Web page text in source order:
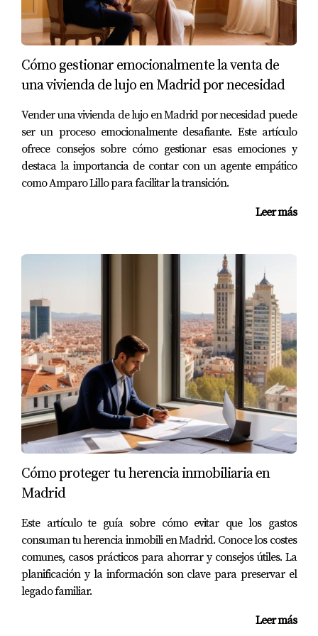
Considerar la opción de un comprador que asuma
cargas:Existen compradores interesados en asumir
las cargas existentes, lo que puede facilitar la venta.
sociales para alcanzar a un público más amplio,
destacando los aspectos positivos de la propiedad.
tiempo, pero mantener una actitud positiva y
perseverante es clave para el éxito.
Implementar estos consejos puede ayudar a suavizar el
proceso, brindando una experiencia más satisfactoria.
Tener un inmueble con cargas significa que existen
limitaciones legales que pueden afectar la venta. Estas
pueden incluir deudas o derechos de terceros que limitan la
capacidad del propietario para vender o transferir el
inmueble.
¿Puedo vender mi inmueble si aún tengo
hipoteca?
Sí, puedes vender tu inmueble incluso si tienes una
hipoteca. Sin embargo, deberás comunicarte con tu banco
para conocer el saldo pendiente y discutir opciones para
que el comprador asuma la hipoteca o para liquidar la
¿Cuánto tiempo lleva vender un inmueble con
El tiempo necesario para vender un inmueble con cargas
puede variar. Dependiendo del tipo de carga y el enfoque
que elijas, el proceso puede tomar desde unos pocos
meses hasta más de un año.
Cómo gestionar emocionalmente la venta de
una vivienda de lujo en Madrid por necesidad
Vender una vivienda de lujo en Madrid por necesidad puede
ser un proceso emocionalmente desafiante. Este artículo
ofrece consejos sobre cómo gestionar esas emociones y
destaca la importancia de contar con un agente empático
como Amparo Lillo para facilitar la transición.
Leer más
Cómo proteger tu herencia inmobiliaria en
Madrid
Este artículo te guía sobre cómo evitar que los gastos
consuman tu herencia inmobili en Madrid. Conoce los costes
comunes, casos prácticos para ahorrar y consejos útiles. La
planificación y la información son clave para preservar el
legado familiar.
Leer más